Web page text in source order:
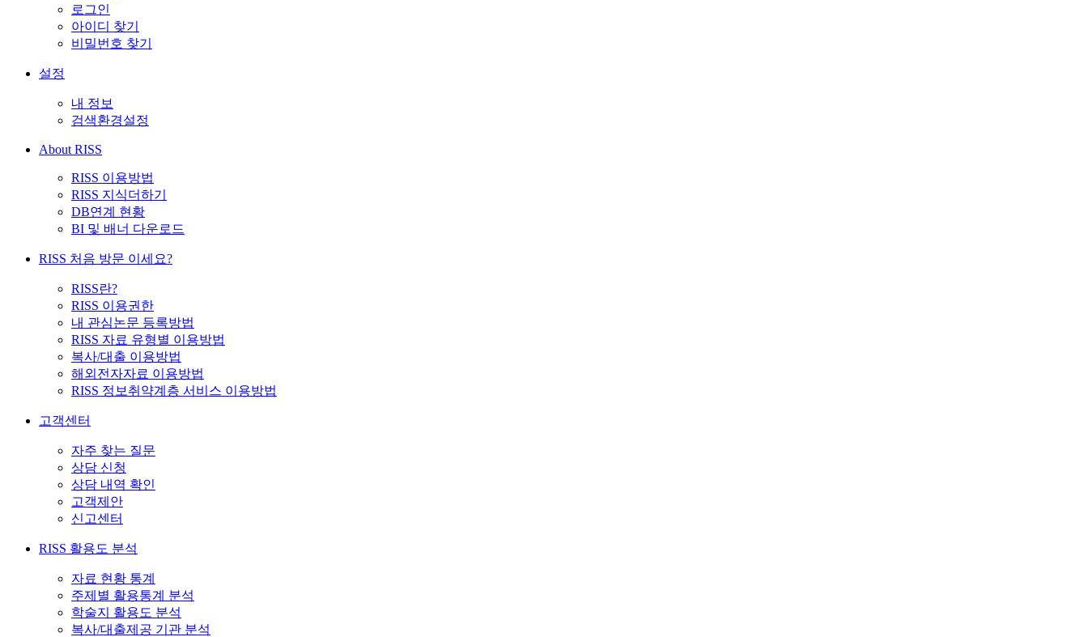
로그인
아이디 찾기
비밀번호 찾기
설정
내 정보
검색환경설정
About RISS
RISS 이용방법
RISS 지식더하기
DB연계 현황
BI 및 배너 다운로드
RISS 처음 방문 이세요?
RISS란?
RISS 이용권한
내 관심논문 등록방법
RISS 자료 유형별 이용방법
복사/대출 이용방법
해외전자자료 이용방법
RISS 정보취약계층 서비스 이용방법
고객센터
자주 찾는 질문
상담 신청
상담 내역 확인
고객제안
신고센터
RISS 활용도 분석
자료 현황 통계
주제별 활용통계 분석
학술지 활용도 분석
복사/대출제공 기관 분석